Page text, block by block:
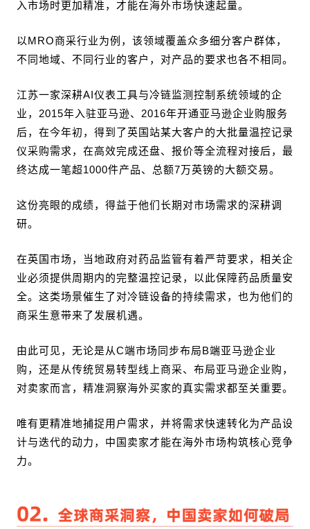
入市场时更加精准，才能在海外市场快速起量。
以MRO商采行业为例，该领域覆盖众多细分客户群体，
不同地域、不同行业的客户，对产品的要求也各不相同。
江苏一家深耕AI仪表工具与冷链监测控制系统领域的企
业，2015年入驻亚马逊、2016年开通亚马逊企业购服务
后，在今年初，得到了英国站某大客户的大批量温控记录
仪采购需求，在高效完成还盘、报价等全流程对接后，最
终达成一笔超1000件产品、总额7万英镑的大额交易。
这份亮眼的成绩，得益于他们长期对市场需求的深耕调
研。
在英国市场，当地政府对药品监管有着严苛要求，相关企
业必须提供周期内的完整温控记录，以此保障药品质量安
全。这类场景催生了对冷链设备的持续需求，也为他们的
商采生意带来了发展机遇。
由此可见，无论是从C端市场同步布局B端亚马逊企业
购，还是从传统贸易转型线上商采、布局亚马逊企业购，
对卖家而言，精准洞察海外买家的真实需求都至关重要。
唯有更精准地捕捉用户需求，并将需求快速转化为产品设
计与迭代的动力，中国卖家才能在海外市场构筑核心竞争
力。